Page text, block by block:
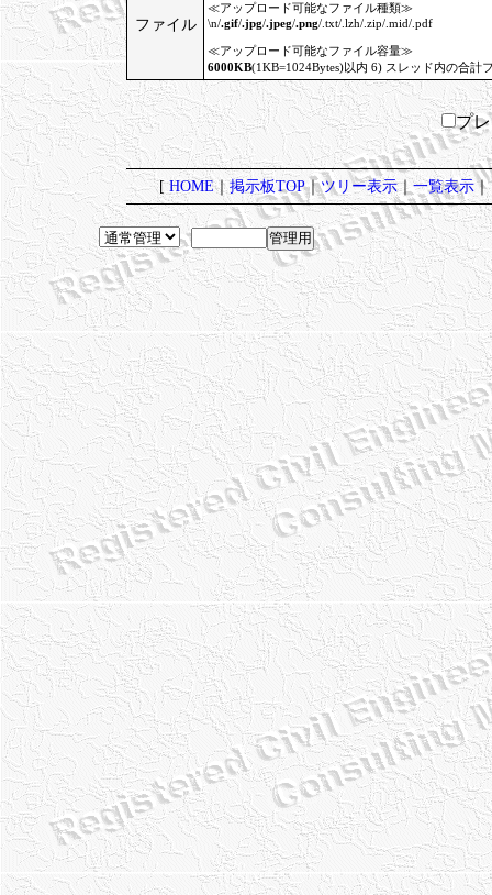
ファイル
≪アップロード可能なファイル種類≫
\n/.gif/.jpg/.jpeg/.png/.txt/.lzh/.zip/.mid/.pdf
≪アップロード可能なファイル容量≫
6000KB(1KB=1024Bytes)以内 6) スレッド内の合計
プ
[HOME｜掲示板TOP｜ツリー表示｜ 一覧表示｜